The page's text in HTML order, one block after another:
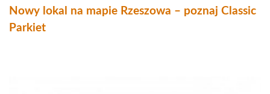
Nowy lokal na mapie Rzeszowa – poznaj Classic
Parkiet